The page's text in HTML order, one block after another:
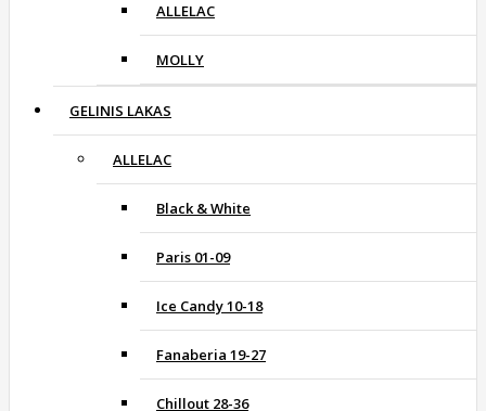
ALLELAC
MOLLY
GELINIS LAKAS
ALLELAC
Black & White
Paris 01-09
Ice Candy 10-18
Fanaberia 19-27
Chillout 28-36